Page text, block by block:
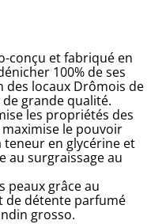
conçu et fabriqué en
100% de ses
des locaux Drômois de
grande qualité.
les propriétés des
le pouvoir
teneur en glycérine et
au surgraissage au
peaux grâce au
de détente parfumé
grosso.